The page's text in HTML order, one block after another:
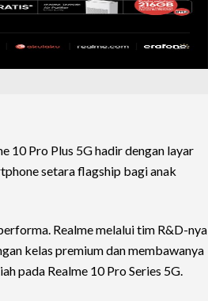
10 Pro Plus 5G hadir dengan layar
setara flagship bagi anak
Realme melalui tim R&D-nya
kelas premium dan membawanya
pada Realme 10 Pro Series 5G.